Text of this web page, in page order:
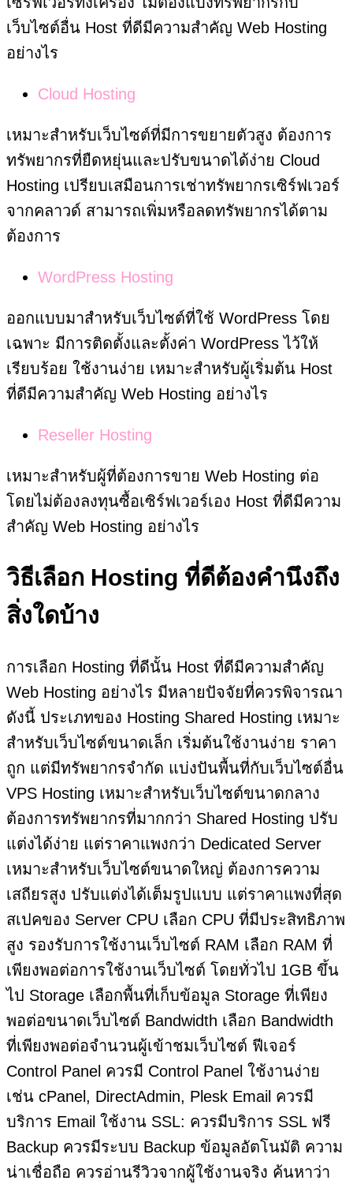
เว็บไซต์อื่น Host ที่ดีมีความสำคัญ Web Hosting
อย่างไร
Cloud Hosting
เหมาะสำหรับเว็บไซต์ที่มีการขยายตัวสูง ต้องการ
ทรัพยากรที่ยืดหยุ่นและปรับขนาดได้ง่าย Cloud
Hosting เปรียบเสมือนการเช่าทรัพยากรเซิร์ฟเวอร์
จากคลาวด์ สามารถเพิ่มหรือลดทรัพยากรได้ตาม
ต้องการ
WordPress Hosting
ออกแบบมาสำหรับเว็บไซต์ที่ใช้ WordPress โดย
เฉพาะ มีการติดตั้งและตั้งค่า WordPress ไว้ให้
เรียบร้อย ใช้งานง่าย เหมาะสำหรับผู้เริ่มต้น Host
ที่ดีมีความสำคัญ Web Hosting อย่างไร
Reseller Hosting
เหมาะสำหรับผู้ที่ต้องการขาย Web Hosting ต่อ
โดยไม่ต้องลงทุนซื้อเซิร์ฟเวอร์เอง Host ที่ดีมีความ
สำคัญ Web Hosting อย่างไร
วิธีเลือก Hosting ที่ดีต้องคำนึงถึง
สิ่งใดบ้าง
การเลือก Hosting ที่ดีนั้น Host ที่ดีมีความสำคัญ
Web Hosting อย่างไร มีหลายปัจจัยที่ควรพิจารณา
ดังนี้ ประเภทของ Hosting Shared Hosting เหมาะ
สำหรับเว็บไซต์ขนาดเล็ก เริ่มต้นใช้งานง่าย ราคา
ถูก แต่มีทรัพยากรจำกัด แบ่งปันพื้นที่กับเว็บไซต์อื่น
VPS Hosting เหมาะสำหรับเว็บไซต์ขนาดกลาง
ต้องการทรัพยากรที่มากกว่า Shared Hosting ปรับ
แต่งได้ง่าย แต่ราคาแพงกว่า Dedicated Server
เหมาะสำหรับเว็บไซต์ขนาดใหญ่ ต้องการความ
เสถียรสูง ปรับแต่งได้เต็มรูปแบบ แต่ราคาแพงที่สุด
สเปคของ Server CPU เลือก CPU ที่มีประสิทธิภาพ
สูง รองรับการใช้งานเว็บไซต์ RAM เลือก RAM ที่
เพียงพอต่อการใช้งานเว็บไซต์ โดยทั่วไป 1GB ขึ้น
ไป Storage เลือกพื้นที่เก็บข้อมูล Storage ที่เพียง
พอต่อขนาดเว็บไซต์ Bandwidth เลือก Bandwidth
ที่เพียงพอต่อจำนวนผู้เข้าชมเว็บไซต์ ฟีเจอร์
Control Panel ควรมี Control Panel ใช้งานง่าย
เช่น cPanel, DirectAdmin, Plesk Email ควรมี
บริการ Email ใช้งาน SSL: ควรมีบริการ SSL ฟรี
Backup ควรมีระบบ Backup ข้อมูลอัตโนมัติ ความ
น่าเชื่อถือ ควรอ่านรีวิวจากผู้ใช้งานจริง ค้นหาว่า